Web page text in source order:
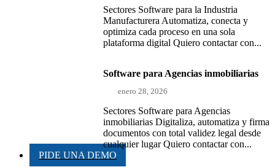
Sectores Software para la Industria
Manufacturera Automatiza, conecta y
optimiza cada proceso en una sola
plataforma digital Quiero contactar con...
Software para Agencias inmobiliarias
enero 28, 2026
Sectores Software para Agencias
inmobiliarias Digitaliza, automatiza y firma
documentos con total validez legal desde
cualquier lugar Quiero contactar con...
PIDE UNA DEMO